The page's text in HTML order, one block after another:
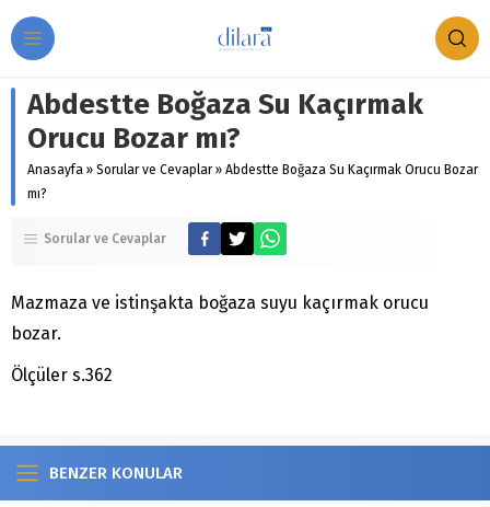
Abdestte Boğaza Su Kaçırmak
Orucu Bozar mı?
Anasayfa » Sorular ve Cevaplar » Abdestte Boğaza Su Kaçırmak Orucu Bozar
mı?
Sorular ve Cevaplar
Mazmaza ve istinşakta boğaza suyu kaçırmak orucu
bozar.
Ölçüler s.362
BENZER KONULAR